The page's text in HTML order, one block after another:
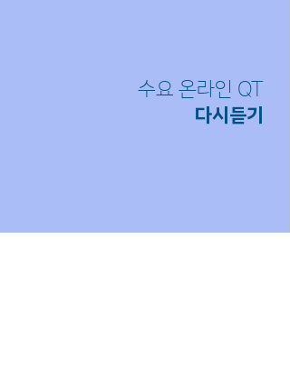
수요 온라인 QT
​다시듣기